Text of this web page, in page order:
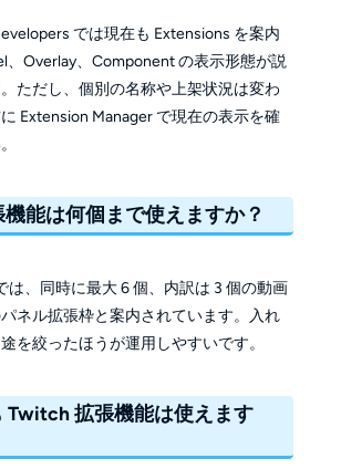
では現在も Extensions を案内
、Overlay、Component の表示形態が説
ただし、個別の名称や上架状況は変わ
Extension Manager で現在の表示を確
能は何個まで使えますか？
は、同時に最大 6 個、内訳は 3 個の動画
ネル拡張枠と案内されています。入れ
を絞ったほうが運用しやすいです。
Twitch 拡張機能は使えます